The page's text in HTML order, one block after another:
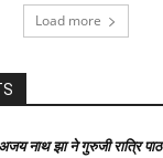
Load more
नाथ झा ने गुरुजी रात्रि